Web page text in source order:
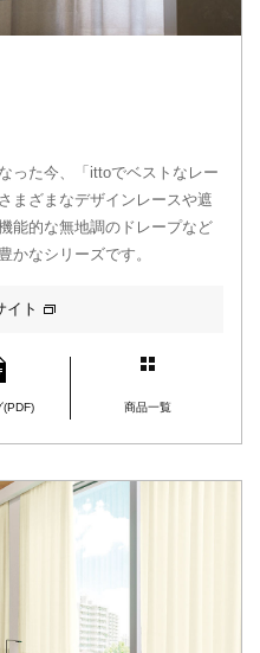
った今、「ittoでベストなレー
まざまなデザインレースや遮
能的な無地調のドレープなど
かなシリーズです。
イト
(PDF) 商品一覧